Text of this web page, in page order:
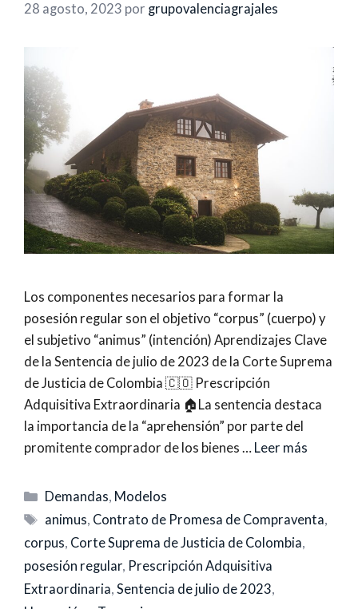
28 agosto, 2023 por grupovalenciagrajales
Los componentes necesarios para formar la
posesión regular son el objetivo “corpus” (cuerpo) y
el subjetivo “animus” (intención) Aprendizajes Clave
de la Sentencia de julio de 2023 de la Corte Suprema
de Justicia de Colombia 🇨🇴 Prescripción
Adquisitiva Extraordinaria 🏠La sentencia destaca
la importancia de la “aprehensión” por parte del
promitente comprador de los bienes … Leer más
Categorías
Demandas, Modelos
Etiquetas
animus, Contrato de Promesa de Compraventa,
corpus, Corte Suprema de Justicia de Colombia,
posesión regular, Prescripción Adquisitiva
Extraordinaria, Sentencia de julio de 2023,